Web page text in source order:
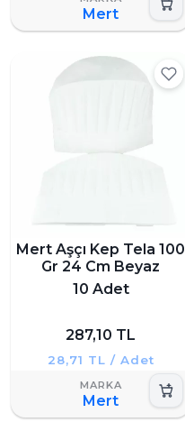
Mert
Mert Aşçı Kep Tela 100
Gr 24 Cm Beyaz
10 Adet
287,10 TL
28,71 TL / Adet
Mert